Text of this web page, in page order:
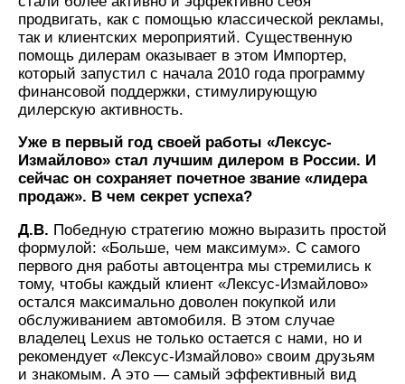
продвигать, как с помощью классической рекламы,
так и клиентских мероприятий. Существенную
помощь дилерам оказывает в этом Импортер,
который запустил с начала 2010 года программу
финансовой поддержки, стимулирующую
дилерскую активность.
Уже в первый год своей работы «Лексус-
Измайлово» стал лучшим дилером в России. И
сейчас он сохраняет почетное звание «лидера
продаж». В чем секрет успеха?
Д.В. Победную стратегию можно выразить простой
формулой: «Больше, чем максимум». С самого
первого дня работы автоцентра мы стремились к
тому, чтобы каждый клиент «Лексус-Измайлово»
остался максимально доволен покупкой или
обслуживанием автомобиля. В этом случае
владелец Lexus не только остается с нами, но и
рекомендует «Лексус-Измайлово» своим друзьям
и знакомым. А это — самый эффективный вид